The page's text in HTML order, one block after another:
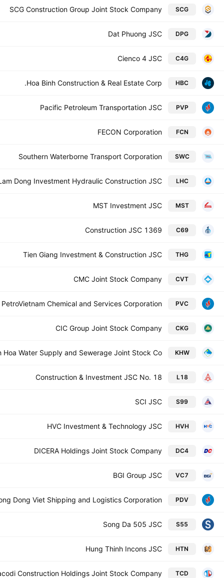
SCG
SCG Construction Group Joint Stock Company
DPG
Dat Phuong JSC
C4G
Cienco 4 JSC
HBC
Hoa Binh Construction & Real Estate Corp.
PVP
Pacific Petroleum Transportation JSC
FCN
FECON Corporation
SWC
Southern Waterborne Transport Corporation
LHC
Dong Investment Hydraulic Construction JSC
MST
MST Investment JSC
C69
1369 Construction JSC
THG
Tien Giang Investment & Construction JSC
CVT
CMC Joint Stock Company
PVC
PetroVietnam Chemical and Services Corporation
CKG
CIC Group Joint Stock Company
KHW
Hoa Water Supply and Sewerage Joint Stock Co
L18
Construction & Investment JSC No. 18
S99
SCI JSC
HVH
HVC Investment & Technology JSC
DC4
DICERA Holdings Joint Stock Company
VC7
BGI Group JSC
PDV
Dong Viet Shipping and Logistics Corporation
S55
Song Da 505 JSC
HTN
Hung Thinh Incons JSC
TCD
Construction Holdings Joint Stock Company